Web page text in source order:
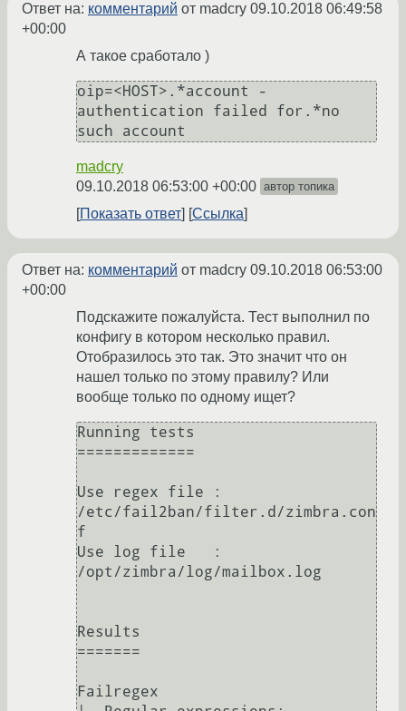
Ответ на: комментарий от madcry 09.10.2018 06:49:58
+00:00
А такое сработало )
oip=<HOST>.*account -
authentication failed for.*no
madcry
09.10.2018 06:53:00 +00:00 автор топика
Показать ответ Ссылка
Ответ на: комментарий от madcry 09.10.2018 06:53:00
+00:00
Подскажите пожалуйста. Тест выполнил по
конфигу в котором несколько правил.
Отобразилось это так. Это значит что он
нашел только по этому правилу? Или
вообще только по одному ищет?
Running tests
=============
Use regex file :
/etc/fail2ban/filter.d/zimbra.con
f
Use log file   :
/opt/zimbra/log/mailbox.log
Results
=======
Failregex